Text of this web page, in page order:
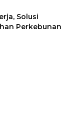
Solusi
Perkebunan